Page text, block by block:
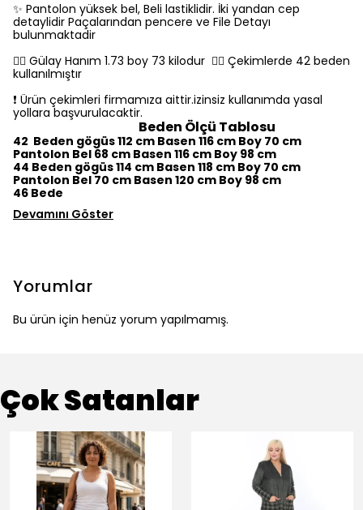
✨️ Pantolon yüksek bel, Beli lastiklidir. İki yandan cep
detaylidir Paçalarından pencere ve File Detayı
bulunmaktadir
👉🏻 Gülay Hanım 1.73 boy 73 kilodur 👉🏻 Çekimlerde 42 beden
kullanılmıştır
❗️ Ürün çekimleri firmamıza aittir.izinsiz kullanımda yasal
yollara başvurulacaktir.
Beden Ölçü Tablosu
42 Beden gögüs 112 cm Basen 116 cm Boy 70 cm
Pantolon Bel 68 cm Basen 116 cm Boy 98 cm
44 Beden gögüs 114 cm Basen 118 cm Boy 70 cm
Pantolon Bel 70 cm Basen 120 cm Boy 98 cm
46 Bede
Devamını Göster
Yorumlar
Bu ürün için henüz yorum yapılmamış.
Çok Satanlar